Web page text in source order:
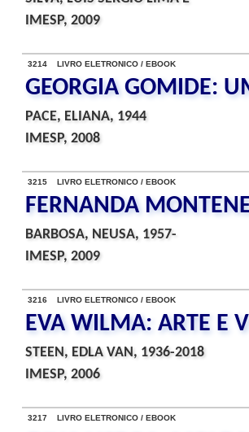
IMESP, 2009
3214 LIVRO ELETRONICO / EBOOK
GEORGIA GOMIDE:
PACE, ELIANA, 1944
IMESP, 2008
3215 LIVRO ELETRONICO / EBOOK
FERNANDA
BARBOSA, NEUSA, 1957-
IMESP, 2009
3216 LIVRO ELETRONICO / EBOOK
EVA WILMA: ARTE E
STEEN, EDLA VAN, 1936-2018
IMESP, 2006
3217 LIVRO ELETRONICO / EBOOK